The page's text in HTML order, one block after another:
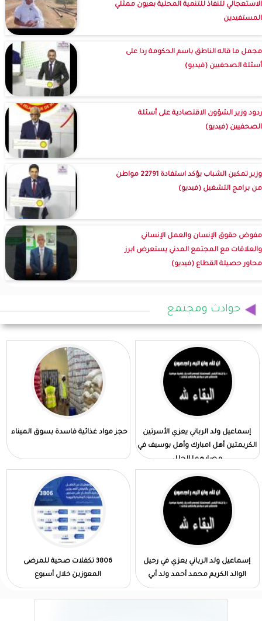
الاستعجالي للنفاذ للتنمية المحلية بعيون ممثلي
المستفيدين
مجمل ما قاله الناطق باسم الحكومة ردا على
أسئلة الصحفيين (فيديو)
ردود وزير الشؤون الاقتصادية على أسئلة
الصحفيين (فيديو)
وزير تمكين الشباب يؤكد استفادة 22791 مواطن
من برامج التشغيل (فيديو)
مفوض حقوق الإنسان والعمل الإنساني
والعلاقات مع المجتمع المدني يستعرض ابرز
محاور حصيلة القطاع (فيديو)
حوادث ومجتمع
إسماعيل ولد الرباني يعزي الأسرتين
الكريمتين أهل امبارك وأهل بوسيف في
مصابهما الجلل
حجز مواد غذائية فاسدة بسوق الميناء
إسماعيل ولد الرباني يعزي في رحيل
الوالد الكريم محمد أحمد ولد أبي
3806 تكفلات صحية للمرضى
المعوزين خلال أسبوع